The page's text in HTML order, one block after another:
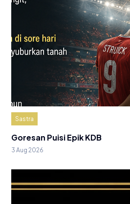
Sastra
Goresan Puisi Epik KDB
3 Aug 2026